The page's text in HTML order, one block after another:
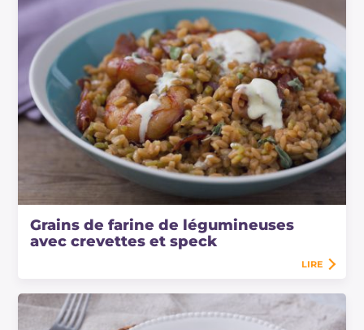
Grains de farine de légumineuses
avec crevettes et speck
LIRE